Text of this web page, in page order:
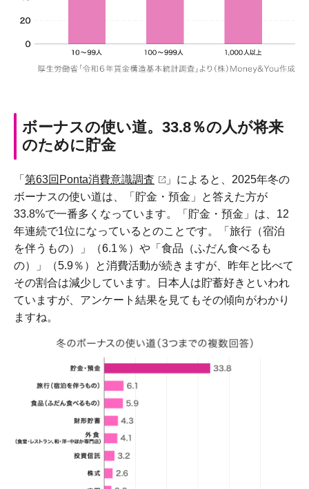
ボーナスの使い道。33.8％の人が将来
のために貯金
「 第63回Ponta消費意識調査
」によると、2025年冬の
ボーナスの使い道は、「貯金・預金」と答えた方が
33.8%で一番多くなっています。「貯金・預金」は、12
年連続で1位になっているとのことです。「旅行（宿泊
を伴うもの）」（6.1％）や「食品（ふだん食べるも
の）」（5.9％）と消費活動が続きますが、昨年と比べて
その割合は減少しています。日本人は貯蓄好きといわれ
ていますが、アンケート結果を見てもその傾向がわかり
ますね。